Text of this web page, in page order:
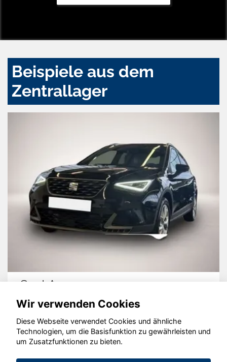
Beispiele aus dem
Zentrallager
Seat Arona
© konjunkturmotor.de GmbH 2020 - 2026
Wir verwenden Cookies
Diese Webseite verwendet Cookies und ähnliche
Technologien, um die Basisfunktion zu gewährleisten und
um Zusatzfunktionen zu bieten.